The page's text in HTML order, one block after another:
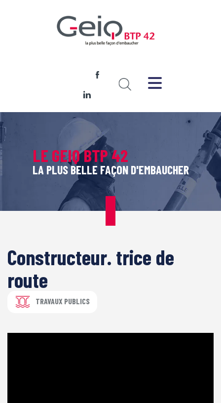
LE GEIQ BTP 42
LA PLUS BELLE FAÇON D'EMBAUCHER
Constructeur. trice de
route
TRAVAUX PUBLICS